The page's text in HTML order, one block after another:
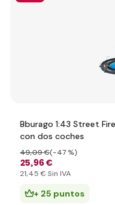
Bburago 1:43 Street
con dos coches
25,96 €
49,09 €(-47 %)
21,45 € Sin IVA
+ 25 puntos